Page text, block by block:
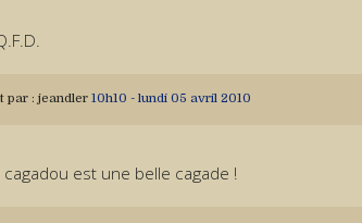
par : jeandler 10h10 - lundi 05 avril 2010
cagadou est une belle cagade !